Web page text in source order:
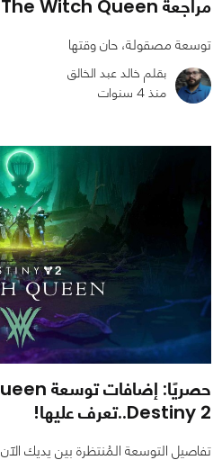
0
مراجعة Destiny 2 The Witch Queen
توسعة مصقولة، حان وقتها
بقلم خالد عبد الخالق
منذ 4 سنوات
Destiny 2..تعرف عليها!
تفاصيل التوسعة المُنتظرة بين يديك الآن